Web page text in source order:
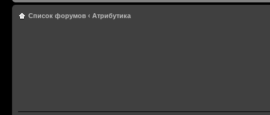
Список форумов ‹ Атрибутика